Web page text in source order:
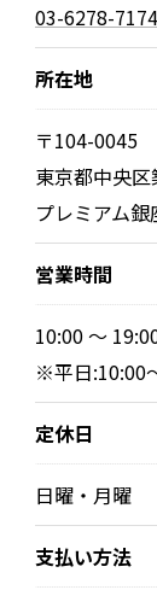
03-6278-7174
所在地
〒104-0045
東京都中央
プレミアム
営業時間
10:00 ～
※平日:10:00
定休日
日曜・月曜
支払い方法